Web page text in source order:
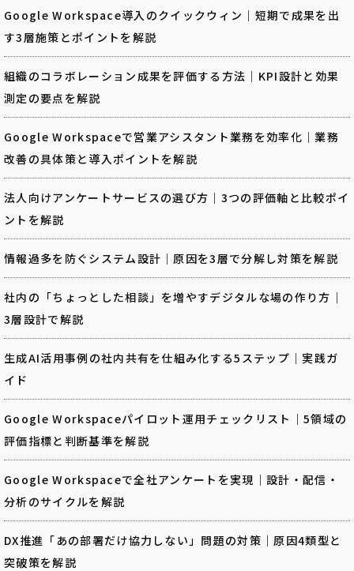
Google Workspace導入のクイックウィン｜短期で成果を出
す3層施策とポイントを解説
組織のコラボレーション成果を評価する方法｜KPI設計と効果
測定の要点を解説
Google Workspaceで営業アシスタント業務を効率化｜業務
改善の具体策と導入ポイントを解説
法人向けアンケートサービスの選び方｜3つの評価軸と比較ポイ
ントを解説
情報過多を防ぐシステム設計｜原因を3層で分解し対策を解説
社内の「ちょっとした相談」を増やすデジタルな場の作り方｜
3層設計で解説
生成AI活用事例の社内共有を仕組み化する5ステップ｜実践ガ
イド
Google Workspaceパイロット運用チェックリスト｜5領域の
評価指標と判断基準を解説
Google Workspaceで全社アンケートを実現｜設計・配信・
分析のサイクルを解説
DX推進「あの部署だけ協力しない」問題の対策｜原因4類型と
突破策を解説